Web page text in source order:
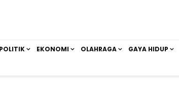
POLITIK EKONOMI OLAHRAGA GAYA HIDUP